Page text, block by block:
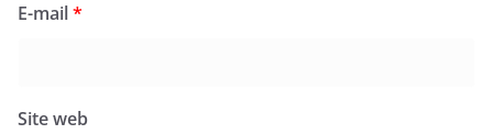
E-mail*
Site web